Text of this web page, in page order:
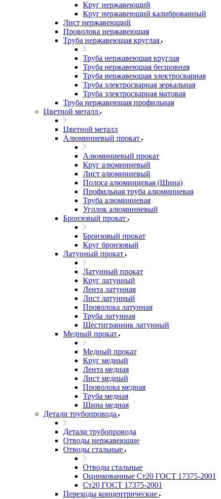
Круг нержавеющий
Круг нержавеющий калиброванный
Лист нержавеющий
Проволока нержавеющая
Труба нержавеющая круглая
Труба нержавеющая круглая
Труба нержавеющая бесшовная
Труба нержавеющая электросварная
Труба электросварная зеркальная
Труба электросварная матовая
Труба нержавеющая профильная
Цветной металл
Цветной металл
Алюминиевый прокат
Алюминиевый прокат
Круг алюминиевый
Лист алюминиевый
Полоса алюминиевая (Шина)
Профильная труба алюминиевая
Труба алюминиевая
Уголок алюминиевый
Бронзовый прокат
Бронзовый прокат
Круг бронзовый
Латунный прокат
Латунный прокат
Круг латунный
Лента латунная
Лист латунный
Проволока латунная
Труба латунная
Шестигранник латунный
Медный прокат
Медный прокат
Круг медный
Лента медная
Лист медный
Проволока медная
Труба медная
Шина медная
Детали трубопровода
Детали трубопровода
Отводы нержавеющие
Отводы стальные
Отводы стальные
Оцинкованные Ст20 ГОСТ 17375-2001
Ст20 ГОСТ 17375-2001
Переходы концентрические